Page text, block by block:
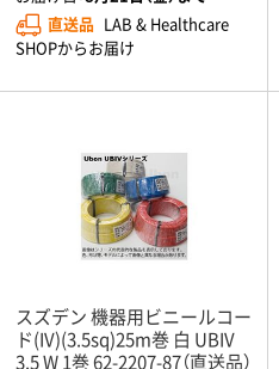
直送品 LAB & Healthcare
SHOPからお届け
スズデン 機器用ビニールコー
ド(IV)(3.5sq)25m巻 白 UBIV
3.5 W 1巻 62-2207-87（直送品）